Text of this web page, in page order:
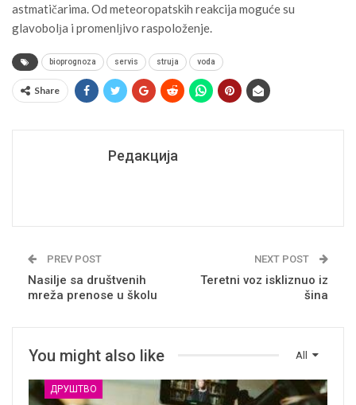
astmatičarima. Od meteoropatskih reakcija moguće su
glavobolјa i promenlјivo raspoloženje.
bioprognoza servis struja voda
Share
Редакција
PREV POST
Nasilje sa društvenih
mreža prenose u školu
NEXT POST
Teretni voz iskliznuo iz
šina
All
You might also like
ДРУШТВО